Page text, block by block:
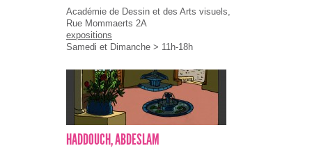
Académie de Dessin et des Arts visuels,
Rue Mommaerts 2A
expositions
Samedi et Dimanche > 11h-18h
HADDOUCH, ABDESLAM